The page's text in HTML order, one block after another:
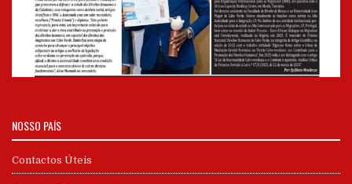
NOSSO PAÍS
Contactos Úteis